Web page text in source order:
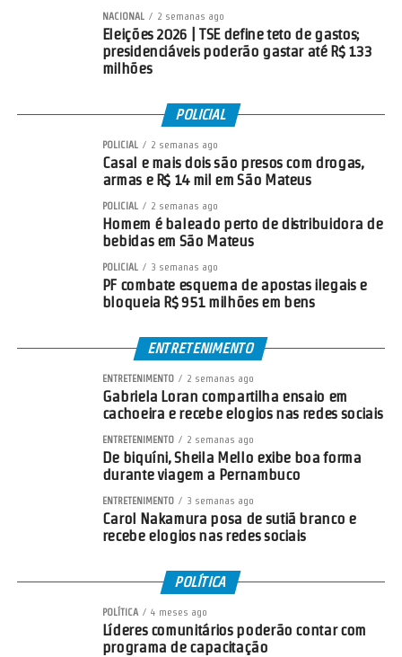
NACIONAL 2 semanas ago
Eleições 2026 | TSE define teto de gastos;
presidenciáveis poderão gastar até R$ 133
milhões
POLICIAL
POLICIAL 2 semanas ago
Casal e mais dois são presos com drogas,
armas e R$ 14 mil em São Mateus
POLICIAL 2 semanas ago
Homem é baleado perto de distribuidora de
bebidas em São Mateus
POLICIAL 3 semanas ago
PF combate esquema de apostas ilegais e
bloqueia R$ 951 milhões em bens
ENTRETENIMENTO
ENTRETENIMENTO 2 semanas ago
Gabriela Loran compartilha ensaio em
cachoeira e recebe elogios nas redes sociais
ENTRETENIMENTO 2 semanas ago
De biquíni, Sheila Mello exibe boa forma
durante viagem a Pernambuco
ENTRETENIMENTO 3 semanas ago
Carol Nakamura posa de sutiã branco e
recebe elogios nas redes sociais
POLÍTICA
POLÍTICA 4 meses ago
Líderes comunitários poderão contar com
programa de capacitação